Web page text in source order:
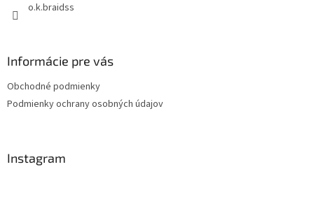
o.k.braidss
Informácie pre vás
Obchodné podmienky
Podmienky ochrany osobných údajov
Instagram